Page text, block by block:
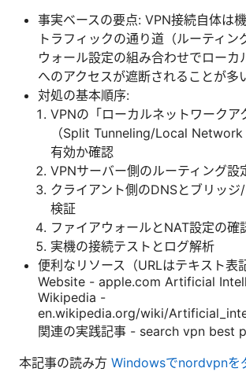
事実ベースの要点: VPN接続自体は機
トラフィックの通り道（ルーティン
ウォール設定の組み合わせでローカ
へのアクセスが遮断されることが多
対処の基本順序:
VPNの「ローカルネットワークア
（Split Tunneling/Local
有効か確認
VPNサーバー側のルーティング設
クライアント側のDNSとブリッジ
検証
ファイアウォールとNAT設定の確
実機の接続テストとログ解析
便利なリソース（URLはテキスト表
Website - apple.com Artificial
Wikipedia -
en.wikipedia.org/wiki/
関連の実践記事 - search vpn best
本記事の読み方 Windowsでnordvpnを